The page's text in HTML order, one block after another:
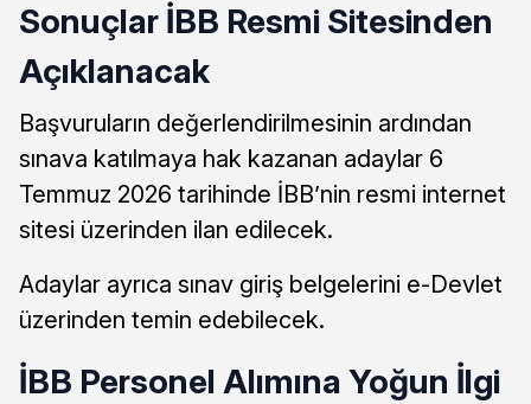
Sonuçlar İBB Resmi Sitesinden
Açıklanacak
Başvuruların değerlendirilmesinin ardından
sınava katılmaya hak kazanan adaylar 6
Temmuz 2026 tarihinde İBB’nin resmi internet
sitesi üzerinden ilan edilecek.
Adaylar ayrıca sınav giriş belgelerini e-Devlet
üzerinden temin edebilecek.
İBB Personel Alımına Yoğun İlgi